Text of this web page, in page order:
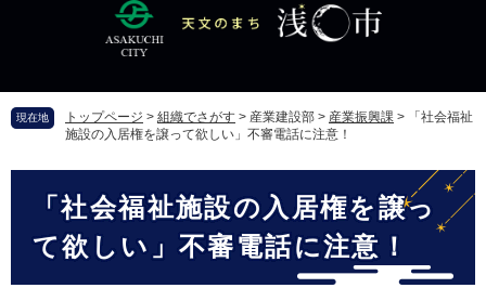
頭
す
飛
し
現在地 トップページ > 組織でさがす > 産業建設部 > 産業振興課 >
「社会福祉
施設の入居権を譲って欲しい」不審電話に注意！
「社会福祉施設の入居権を譲っ
て欲しい」不審電話に注意！